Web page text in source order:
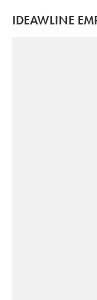
IDEAWLINE